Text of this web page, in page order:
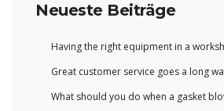
Neueste Beiträge
Having the right equipment in a
Great customer service goes a long
What should you do when a gasket